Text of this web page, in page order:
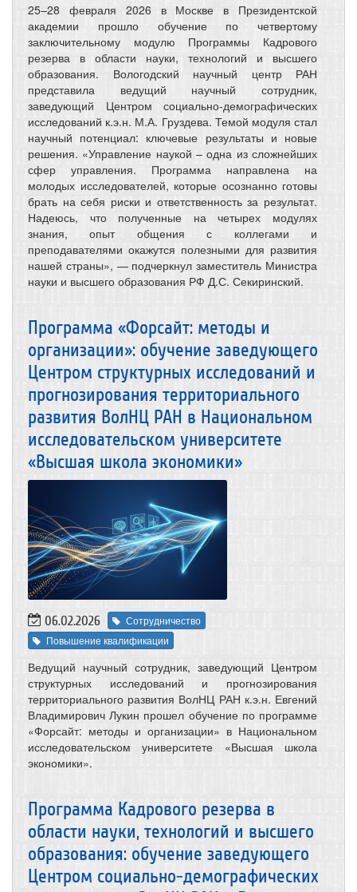
25–28 февраля 2026 в Москве в Президентской
академии прошло обучение по четвертому
заключительному модулю Программы Кадрового
резерва в области науки, технологий и высшего
образования. Вологодский научный центр РАН
представила ведущий научный сотрудник,
заведующий Центром социально-демографических
исследований к.э.н. М.А. Груздева. Темой модуля стал
научный потенциал: ключевые результаты и новые
решения. «Управление наукой – одна из сложнейших
сфер управления. Программа направлена на
молодых исследователей, которые осознанно готовы
брать на себя риски и ответственность за результат.
Надеюсь, что полученные на четырех модулях
знания, опыт общения с коллегами и
преподавателями окажутся полезными для развития
нашей страны», — подчеркнул заместитель Министра
науки и высшего образования РФ Д.С. Секиринский.
Программа «Форсайт: методы и
организации»: обучение заведующего
Центром структурных исследований и
прогнозирования территориального
развития ВолНЦ РАН в Национальном
исследовательском университете
«Высшая школа экономики»
06.02.2026
Сотрудничество
Повышение квалификации
Ведущий научный сотрудник, заведующий Центром
структурных исследований и прогнозирования
территориального развития ВолНЦ РАН к.э.н. Евгений
Владимирович Лукин прошел обучение по программе
«Форсайт: методы и организации» в Национальном
исследовательском университете «Высшая школа
экономики».
Программа Кадрового резерва в
области науки, технологий и высшего
образования: обучение заведующего
Центром социально-демографических